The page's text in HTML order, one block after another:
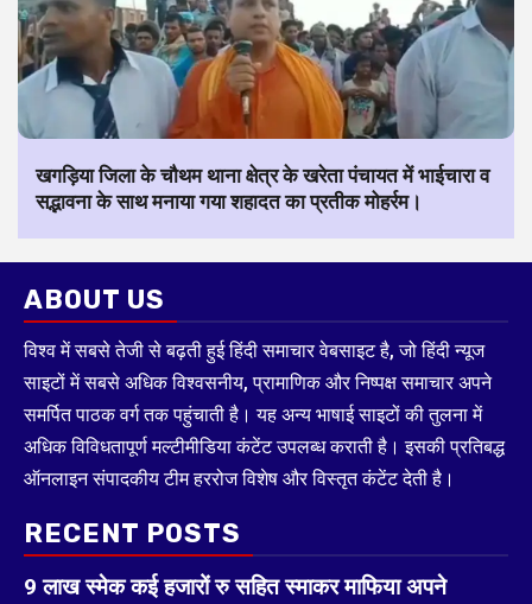
खगड़िया जिला के चौथम थाना क्षेत्र के खरेता पंचायत में भाईचारा व
सद्भावना के साथ मनाया गया शहादत का प्रतीक मोहर्रम।
ABOUT US
विश्व में सबसे तेजी से बढ़ती हुई हिंदी समाचार वेबसाइट है, जो हिंदी न्यूज
साइटों में सबसे अधिक विश्वसनीय, प्रामाणिक और निष्पक्ष समाचार अपने
समर्पित पाठक वर्ग तक पहुंचाती है। यह अन्य भाषाई साइटों की तुलना में
अधिक विविधतापूर्ण मल्टीमीडिया कंटेंट उपलब्ध कराती है। इसकी प्रतिबद्ध
ऑनलाइन संपादकीय टीम हररोज विशेष और विस्तृत कंटेंट देती है।
RECENT POSTS
9 लाख स्मेक कई हजारों रु सहित स्माकर माफिया अपने